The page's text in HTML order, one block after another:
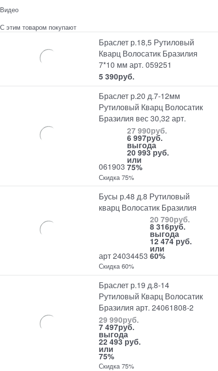
Видео
С этим товаром покупают
Браслет р.18,5 Рутиловый
Кварц Волосатик Бразилия
7*10 мм арт. 059251
5 390руб.
Браслет р.20 д.7-12мм
Рутиловый Кварц Волосатик
Бразилия вес 30,32 арт.
061903
27 990руб.
6 997руб.
выгода
20 993 руб.
или
75%
Скидка 75%
Бусы р.48 д.8 Рутиловый
кварц Волосатик Бразилия
арт 24034453
20 790руб.
8 316руб.
выгода
12 474 руб.
или
60%
Скидка 60%
Браслет р.19 д.8-14
Рутиловый Кварц Волосатик
Бразилия арт. 24061808-2
29 990руб.
7 497руб.
выгода
22 493 руб.
или
75%
Скидка 75%